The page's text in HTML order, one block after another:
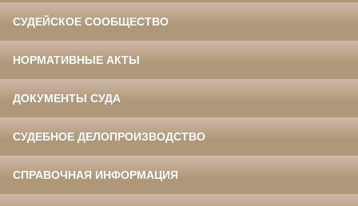
СУДЕЙСКОЕ СООБЩЕСТВО
НОРМАТИВНЫЕ АКТЫ
ДОКУМЕНТЫ СУДА
СУДЕБНОЕ ДЕЛОПРОИЗВОДСТВО
СПРАВОЧНАЯ ИНФОРМАЦИЯ